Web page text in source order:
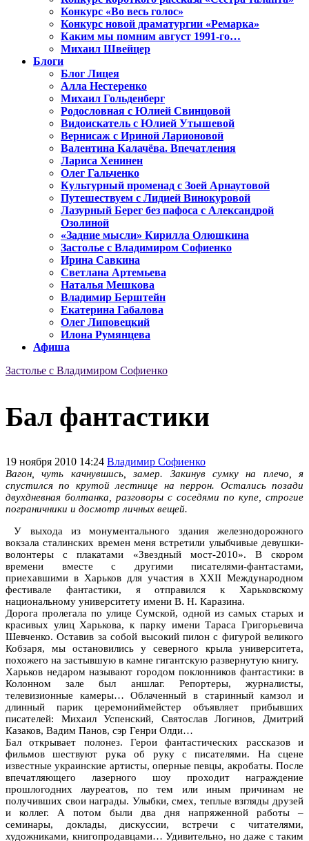
Конкурс «Во весь голос»
Конкурс новой драматургии «Ремарка»
Каким мы помним август 1991-го…
Михаил Швейцер
Блоги
Блог Лицея
Алла Нестеренко
Михаил Гольденберг
Родословная с Юлией Свинцовой
Видоискатель с Юлией Утышевой
Вернисаж с Ириной Ларионовой
Валентина Калачёва. Впечатления
Лариса Хенинен
Олег Гальченко
Культурный променад с Зоей Арнаутовой
Путешествуем с Лидией Винокуровой
Лазурный Берег без пафоса с Александрой
Озолиной
«Задние мысли» Кирилла Олюшкина
Застолье с Владимиром Софиенко
Ирина Савкина
Светлана Артемьева
Наталья Мешкова
Владимир Берштейн
Екатерина Габалова
Олег Липовецкий
Илона Румянцева
Афиша
Застолье с Владимиром Софиенко
Бал фантастики
19 ноября 2010 14:24 Владимир Софиенко
Вагон, чуть качнувшись, замер. Закинув сумку на плечо, я
спустился по крутой лестнице на перрон. Остались позади
двухдневная болтанка, разговоры с соседями по купе, строгие
пограничники и досмотр личных вещей.
У выхода из монументального здания железнодорожного
вокзала сталинских времен меня встретили улыбчивые девушки-
волонтеры с плакатами «Звездный мост-2010». В скором
времени вместе с другими писателями-фантастами,
приехавшими в Харьков для участия в XXII Международном
фестивале фантастики, я отправился к Харьковскому
национальному университету имени В. Н. Каразина.
Дорога пролегала по улице Сумской, одной из самых старых и
красивых улиц Харькова, к парку имени Тараса Григорьевича
Шевченко. Оставив за собой высокий пилон с фигурой великого
Кобзаря, мы остановились у северного крыла университета,
похожего на застывшую в камне гигантскую развернутую книгу.
Харьков недаром называют городом поклонников фантастики: в
Колонном зале был аншлаг. Репортеры, журналисты,
телевизионные камеры… Облаченный в старинный камзол и
длинный парик церемониймейстер объявляет прибывших
писателей: Михаил Успенский, Святослав Логинов, Дмитрий
Казаков, Вадим Панов, сэр Генри Олди…
Бал открывает полонез. Герои фантастических рассказов и
фильмов шествуют рука об руку с писателями. На сцене
известные украинские артисты, оперные певцы, акробаты. После
впечатляющего лазерного шоу проходит награждение
прошлогодних лауреатов, по тем или иным причинам не
получивших свои награды. Улыбки, смех, теплые взгляды друзей
и коллег. А потом были два дня напряженной работы –
семинары, доклады, дискуссии, встречи с читателями,
художниками, книгопродавцами… Удивительно, но даже с таким